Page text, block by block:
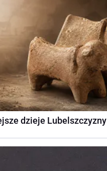
dzieje Lubelszczyzny